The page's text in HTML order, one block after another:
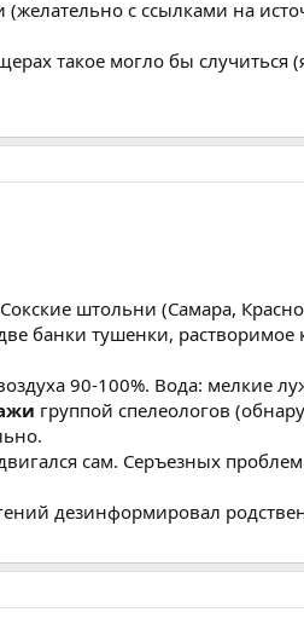
с ссылками на
такое могло бы
штольни (Самара,
банки тушенки, растворимое
90-100%. Вода: мелкие
группой спелеологов
сам. Серъезных
дезинформировал